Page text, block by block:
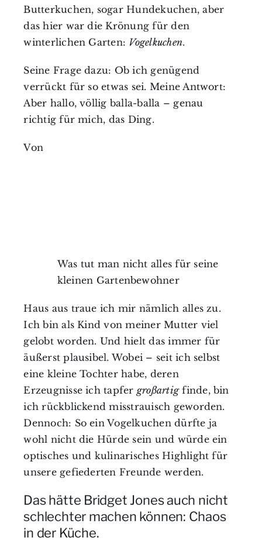
Butterkuchen, sogar Hundekuchen, aber
das hier war die Krönung für den
winterlichen Garten: Vogelkuchen.
Seine Frage dazu: Ob ich genügend
verrückt für so etwas sei. Meine Antwort:
Aber hallo, völlig balla-balla – genau
richtig für mich, das Ding.
Was tut man nicht alles für seine
kleinen Gartenbewohner
Von
Haus aus traue ich mir nämlich alles zu.
Ich bin als Kind von meiner Mutter viel
gelobt worden. Und hielt das immer für
äußerst plausibel. Wobei – seit ich selbst
eine kleine Tochter habe, deren
Erzeugnisse ich tapfer großartigfinde, bin
ich rückblickend misstrauisch geworden.
Dennoch: So ein Vogelkuchen dürfte ja
wohl nicht die Hürde sein und würde ein
optisches und kulinarisches Highlight für
unsere gefiederten Freunde werden.
Das hätte Bridget Jones auch nicht
schlechter machen können: Chaos
in der Küche.